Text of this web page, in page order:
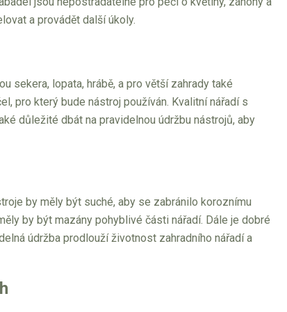
a provádět další úkoly.
sekera, lopata, hrábě, a pro větší zahrady také
pro který bude nástroj používán. Kvalitní nářadí s
důležité dbát na pravidelnou údržbu nástrojů, aby
by měly být suché, aby se zabránilo koroznímu
by být mazány pohyblivé části nářadí. Dále je dobré
údržba prodlouží životnost zahradního nářadí a